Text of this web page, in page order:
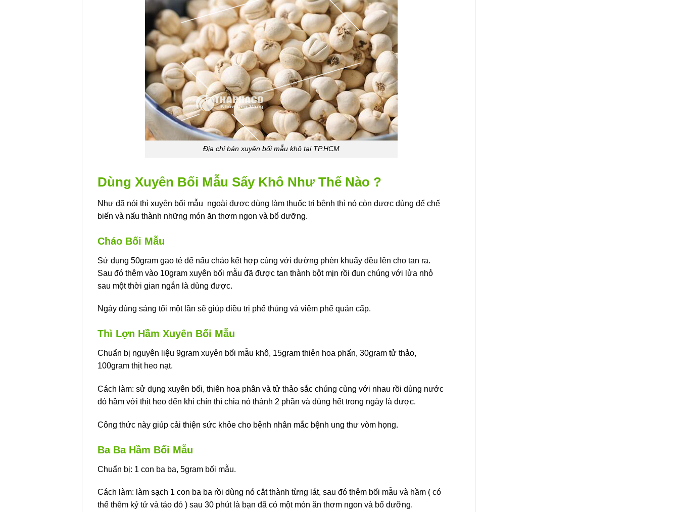
Địa chỉ bán xuyên bối mẫu khô tại TP.HCM
Dùng Xuyên Bối Mẫu Sấy Khô Như Thế Nào ?
Như đã nói thì xuyên bối mẫu ngoài được dùng làm thuốc trị bệnh thì nó còn được dùng để chế
biến và nấu thành những món ăn thơm ngon và bổ dưỡng.
Cháo Bối Mẫu
Sử dụng 50gram gạo tẻ để nấu cháo kết hợp cùng với đường phèn khuấy đều lên cho tan ra.
Sau đó thêm vào 10gram xuyên bối mẫu đã được tan thành bột mịn rồi đun chúng với lửa nhỏ
sau một thời gian ngắn là dùng được.
Ngày dùng sáng tối một lần sẽ giúp điều trị phế thủng và viêm phế quản cấp.
Thì Lợn Hầm Xuyên Bối Mẫu
Chuẩn bị nguyên liệu 9gram xuyên bối mẫu khô, 15gram thiên hoa phấn, 30gram tử thảo,
100gram thịt heo nạt.
Cách làm: sử dụng xuyên bối, thiên hoa phân và tử thảo sắc chúng cùng với nhau rồi dùng nước
đó hầm với thịt heo đến khi chín thì chia nó thành 2 phần và dùng hết trong ngày là được.
Công thức này giúp cải thiện sức khỏe cho bệnh nhân mắc bệnh ung thư vòm họng.
Ba Ba Hầm Bối Mẫu
Chuẩn bị: 1 con ba ba, 5gram bối mẫu.
Cách làm: làm sạch 1 con ba ba rồi dùng nó cắt thành từng lát, sau đó thêm bối mẫu và hầm ( có
thể thêm kỷ tử và táo đỏ ) sau 30 phút là bạn đã có một món ăn thơm ngon và bổ dưỡng.